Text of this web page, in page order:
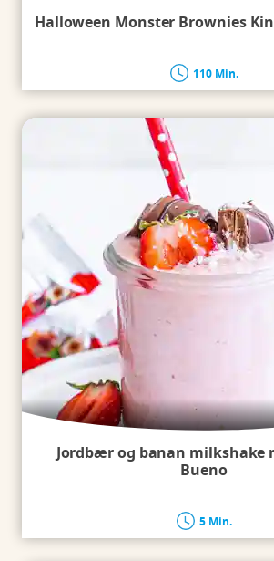
Halloween Monster Brownies
110 Min.
Jordbær og banan milkshake
Bueno
5 Min.